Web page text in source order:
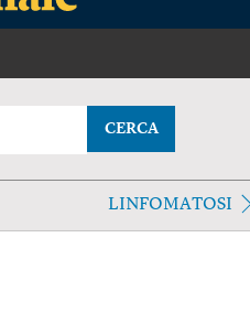
CERCA
LINFOMATOSI